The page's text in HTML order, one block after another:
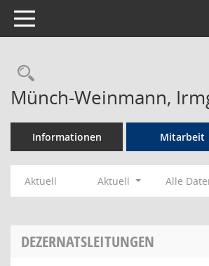
Toggle navigation
Rechercheauswahl
Münch-Weinmann,
Informationen Mitarbeit
Aktuell Aktuell Alle
DEZERNATSLEITUNGEN